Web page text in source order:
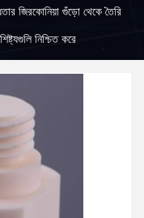
জিরকোনিয়া গুঁড়ো থেকে তৈরি
নিশ্চিত করে